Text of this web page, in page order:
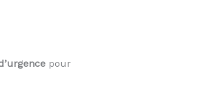
pour